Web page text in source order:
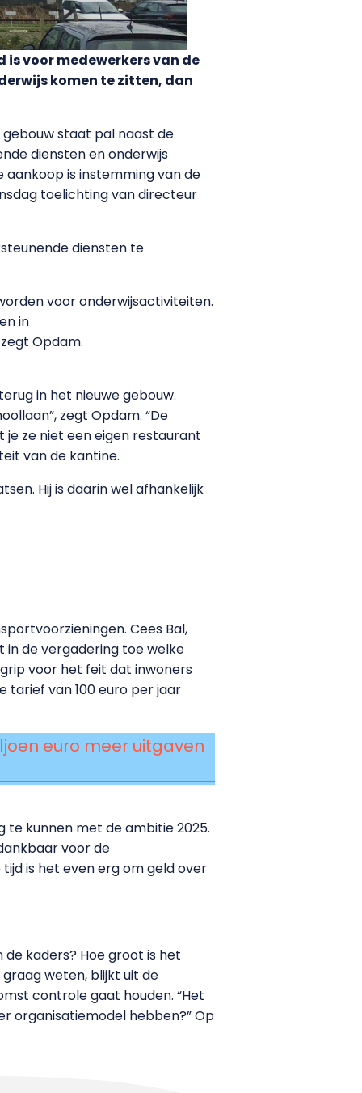
voor medewerkers van de
komen te zitten, dan
gebouw staat pal naast de
diensten en onderwijs
is instemming van de
toelichting van directeur
diensten te
voor onderwijsactiviteiten.
in
Opdam.
in het nieuwe gebouw.
zegt Opdam. “De
ze niet een eigen restaurant
van de kantine.
Hij is daarin wel afhankelijk
Cees Bal,
in de vergadering toe welke
voor het feit dat inwoners
tarief van 100 euro per jaar
euro meer uitgaven
te kunnen met de ambitie 2025.
voor de
is het even erg om geld over
kaders? Hoe groot is het
weten, blijkt uit de
controle gaat houden. “Het
organisatiemodel hebben?” Op